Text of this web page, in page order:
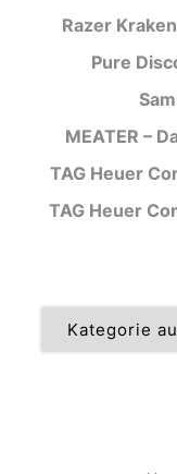
Razer
Pure
MEATER –
TAG Heuer
TAG Heuer